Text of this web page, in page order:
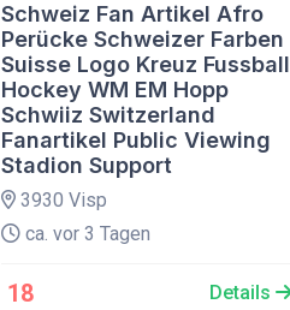
Schweiz Fan Artikel Afro
Perücke Schweizer Farben
Suisse Logo Kreuz Fussball
Hockey WM EM Hopp
Schwiiz Switzerland
Fanartikel Public Viewing
Stadion Support
3930 Visp
ca. vor 3 Tagen
18 Details